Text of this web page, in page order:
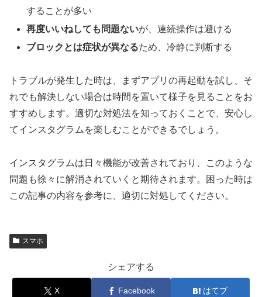
することが多い
再度いいねしても問題ないが、連続操作は避ける
ブロックとは症状が異なるため、冷静に判断する
トラブルが発生した時は、まずアプリの再起動を試し、そ
れでも解決しない場合は時間を置いて様子を見ることをお
すすめします。適切な対処法を知っておくことで、安心し
てインスタグラムを楽しむことができるでしょう。
インスタグラムは日々機能が改善されており、このような
問題も徐々に解消されていくと期待されます。困った時は
この記事の内容を参考に、適切に対処してください。
スマホ
シェアする
X Facebook はてブ